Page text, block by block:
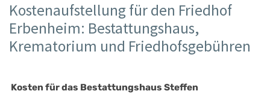
Kostenaufstellung für den Friedhof
Erbenheim: Bestattungshaus,
Krematorium und Friedhofsgebühren
Kosten für das Bestattungshaus Steffen